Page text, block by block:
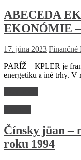
ABECEDA
EKONÓMIE
17. júna 2023 Finančné
PARÍŽ – KPLER je
energetiku a iné trhy. V
Čínsky jüan –
roku 1994